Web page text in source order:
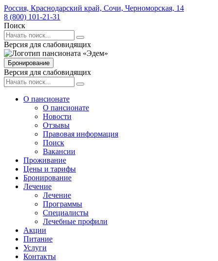
Россия, Краснодарский край, Сочи, Черноморская, 14
8 (800) 101-21-31
Поиск
Версия для слабовидящих
Бронирование
Версия для слабовидящих
О пансионате
О пансионате
Новости
Отзывы
Правовая информация
Поиск
Вакансии
Проживание
Цены и тарифы
Бронирование
Лечение
Лечение
Программы
Специалисты
Лечебные профили
Акции
Питание
Услуги
Контакты